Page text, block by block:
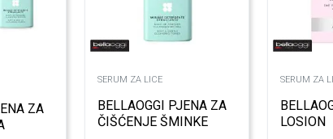
ZA
SERUM ZA LICE
BELLAOGGI PJENA ZA
ČIŠĆENJE ŠMINKE
SERUM ZA
LOSION